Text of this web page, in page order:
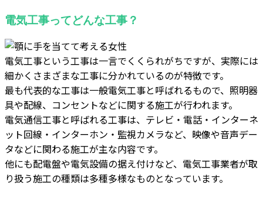
電気工事ってどんな工事？
電気工事という工事は一言でくくられがちですが、実際には
細かくさまざまな工事に分かれているのが特徴です。
最も代表的な工事は一般電気工事と呼ばれるもので、照明器
具や配線、コンセントなどに関する施工が行われます。
電気通信工事と呼ばれる工事は、テレビ・電話・インターネ
ット回線・インターホン・監視カメラなど、映像や音声デー
タなどに関わる施工が主な内容です。
他にも配電盤や電気設備の据え付けなど、電気工事業者が取
り扱う施工の種類は多種多様なものとなっています。